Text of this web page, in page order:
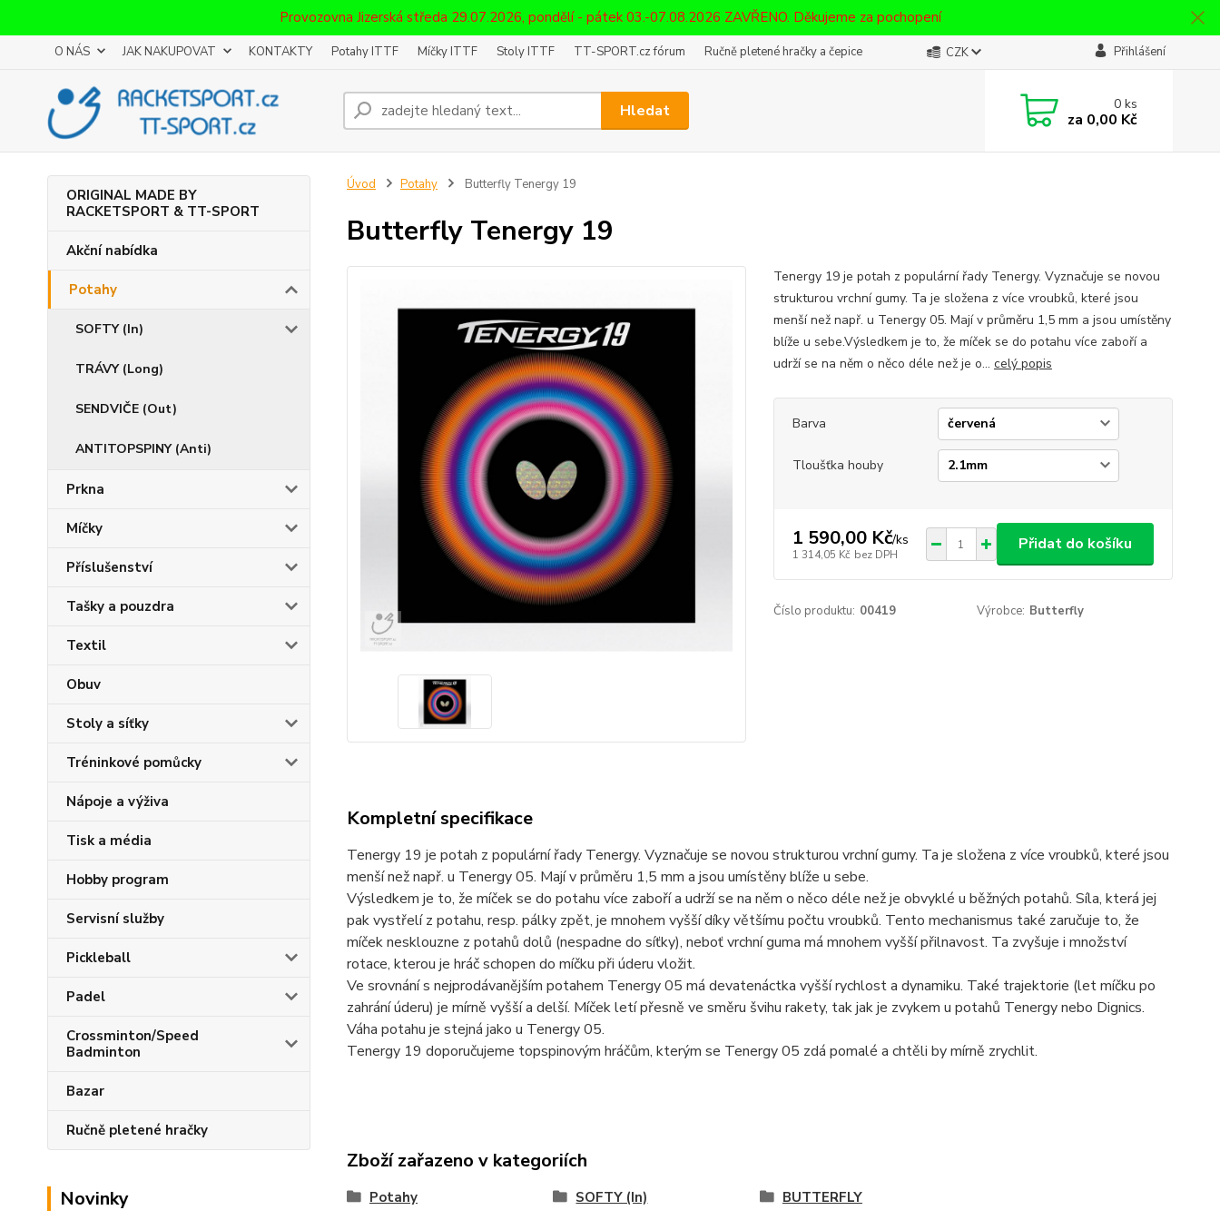
Provozovna Jizerská středa 29.07.2026, pondělí - pátek 03.-07.08.2026 ZAVŘENO. Děkujeme za pochopení
O NÁS JAK NAKUPOVAT KONTAKTY Potahy ITTF Míčky ITTF Stoly ITTF TT-SPORT.cz fórum Ručně pletené hračky a čepice CZK Přihlášení
Hledat 0ks
za 0,00 Kč
ORIGINAL MADE BY
RACKETSPORT & TT-SPORT
Akční nabídka
Potahy
SOFTY (In)
TRÁVY (Long)
SENDVIČE (Out)
ANTITOPSPINY (Anti)
Prkna
Míčky
Příslušenství
Tašky a pouzdra
Textil
Obuv
Stoly a síťky
Tréninkové pomůcky
Nápoje a výživa
Tisk a média
Hobby program
Servisní služby
Pickleball
Padel
Crossminton/Speed
Badminton
Bazar
Ručně pletené hračky
Novinky
Úvod Potahy Butterfly Tenergy 19
Butterfly Tenergy 19
Tenergy 19 je potah z populární řady Tenergy. Vyznačuje se novou
strukturou vrchní gumy. Ta je složena z více vroubků, které jsou
menší než např. u Tenergy 05. Mají v průměru 1,5 mm a jsou umístěny
blíže u sebe.Výsledkem je to, že míček se do potahu více zaboří a
udrží se na něm o něco déle než je o... celý popis
Barva
Tloušťka houby
1 590,00 Kč/ks
1 314,05 Kč bez DPH
Přidat do košíku
Číslo produktu: 00419 Výrobce: Butterfly
Kompletní specifikace
Tenergy 19 je potah z populární řady Tenergy. Vyznačuje se novou strukturou vrchní gumy. Ta je složena z více vroubků, které jsou
menší než např. u Tenergy 05. Mají v průměru 1,5 mm a jsou umístěny blíže u sebe.
Výsledkem je to, že míček se do potahu více zaboří a udrží se na něm o něco déle než je obvyklé u běžných potahů. Síla, která jej
pak vystřelí z potahu, resp. pálky zpět, je mnohem vyšší díky většímu počtu vroubků. Tento mechanismus také zaručuje to, že
míček nesklouzne z potahů dolů (nespadne do síťky), neboť vrchní guma má mnohem vyšší přilnavost. Ta zvyšuje i množství
rotace, kterou je hráč schopen do míčku při úderu vložit.
Ve srovnání s nejprodávanějším potahem Tenergy 05 má devatenáctka vyšší rychlost a dynamiku. Také trajektorie (let míčku po
zahrání úderu) je mírně vyšší a delší. Míček letí přesně ve směru švihu rakety, tak jak je zvykem u potahů Tenergy nebo Dignics.
Váha potahu je stejná jako u Tenergy 05.
Tenergy 19 doporučujeme topspinovým hráčům, kterým se Tenergy 05 zdá pomalé a chtěli by mírně zrychlit.
Zboží zařazeno v kategoriích
Potahy SOFTY (In) BUTTERFLY